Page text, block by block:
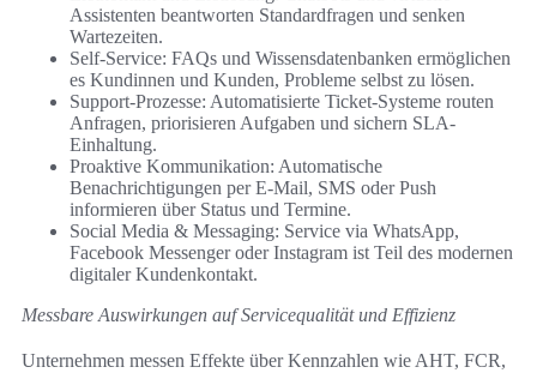
Assistenten beantworten Standardfragen und senken
Wartezeiten.
Self-Service: FAQs und Wissensdatenbanken ermöglichen
es Kundinnen und Kunden, Probleme selbst zu lösen.
Support-Prozesse: Automatisierte Ticket-Systeme routen
Anfragen, priorisieren Aufgaben und sichern SLA-
Einhaltung.
Proaktive Kommunikation: Automatische
Benachrichtigungen per E-Mail, SMS oder Push
informieren über Status und Termine.
Social Media & Messaging: Service via WhatsApp,
Facebook Messenger oder Instagram ist Teil des modernen
digitaler Kundenkontakt.
Messbare Auswirkungen auf Servicequalität und Effizienz
Unternehmen messen Effekte über Kennzahlen wie AHT, FCR,